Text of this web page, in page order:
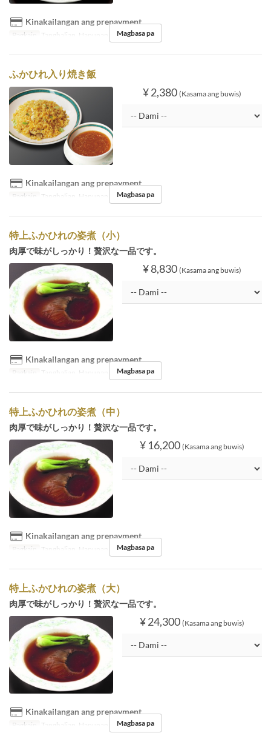
Kinakailangan ang prepayment
Pagkain Tanghalian, Hapunan Magbasa pa
ふかひれ入り焼き飯
¥ 2,380 (Kasama ang buwis)
Kinakailangan ang prepayment
Pagkain Tanghalian, Hapunan Magbasa pa
特上ふかひれの姿煮（小）
肉厚で味がしっかり！贅沢な一品です。
¥ 8,830 (Kasama ang buwis)
Kinakailangan ang prepayment
Pagkain Tanghalian, Hapunan Magbasa pa
特上ふかひれの姿煮（中）
肉厚で味がしっかり！贅沢な一品です。
¥ 16,200 (Kasama ang buwis)
Kinakailangan ang prepayment
Pagkain Tanghalian, Hapunan Magbasa pa
特上ふかひれの姿煮（大）
肉厚で味がしっかり！贅沢な一品です。
¥ 24,300 (Kasama ang buwis)
Kinakailangan ang prepayment
Pagkain Tanghalian, Hapunan Magbasa pa